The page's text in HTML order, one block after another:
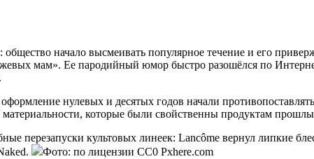
начало высмеивать популярное течение и его
мам». Ее пародийный юмор быстро разошёлся по
нулевых и десятых годов начали
которые были свойственны продуктам
перезапуски культовых линеек: Lancôme вернул липкие
Фото: по лицензии CC0 Pxhere.com